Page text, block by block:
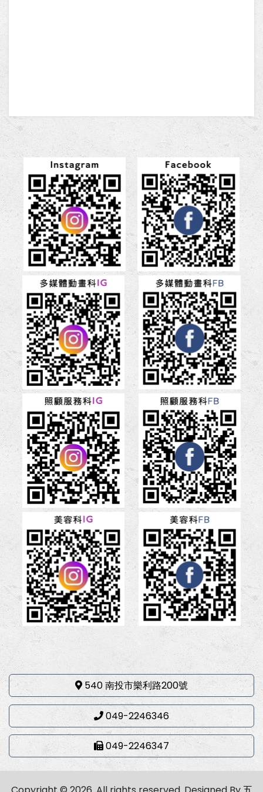
540 南投市樂利路200號
049-2246346
049-2246347